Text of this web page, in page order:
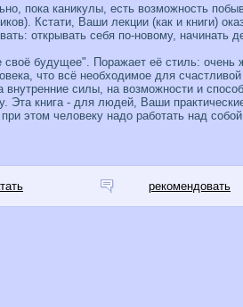
пока каникулы, есть возможность
Кстати, Ваши лекции (как и книги)
открывать себя по-новому,
своё будущее". Поражает её стиль:
что всё необходимое для
внутренние силы, на возможности и
Эта книга - для людей, Ваши
этом человеку надо работать над
рекомендовать